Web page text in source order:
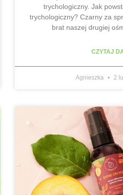
trychologiczny. Jak
trychologiczny? Czarny za
brat naszej drugiej
CZYTAJ
Agnieszka 2